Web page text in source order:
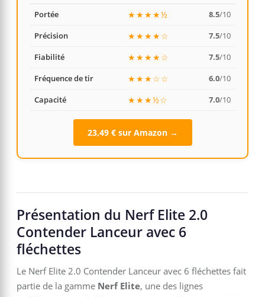
Portée ★★★★½ 8.5/10
Précision
★★★★☆ 7.5/10
Fiabilité
★★★★☆ 7.5/10
Fréquence de tir
★★★☆☆ 6.0/10
Capacité
★★★½☆ 7.0/10
23,49 € sur Amazon →
Présentation du Nerf Elite 2.0
Contender Lanceur avec 6
fléchettes
Le Nerf Elite 2.0 Contender Lanceur avec 6 fléchettes fait
partie de la gamme Nerf Elite, une des lignes